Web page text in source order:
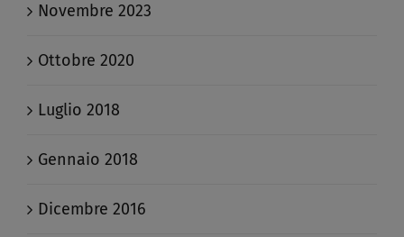
Novembre 2023
Ottobre 2020
Luglio 2018
Gennaio 2018
Dicembre 2016